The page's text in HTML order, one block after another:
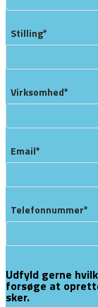
Stilling*
Virksomhed*
Email*
Telefonnummer*
Udfyld gerne
forsøge at
sker.